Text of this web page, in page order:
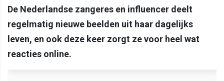
De Nederlandse zangeres en influencer deelt
regelmatig nieuwe beelden uit haar dagelijks
leven, en ook deze keer zorgt ze voor heel wat
reacties online.